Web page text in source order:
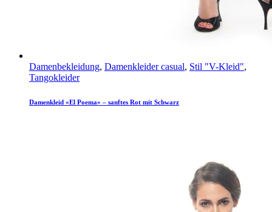
Damenbekleidung, Damenkleider casual, Stil "V-Kleid",
Tangokleider
Damenkleid «El Poema» – sanftes Rot mit Schwarz